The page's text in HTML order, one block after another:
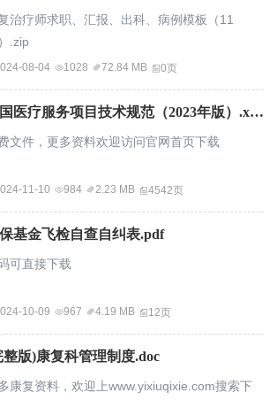
治疗师求职、汇报、出科、病例模板（11
.zip
08-04 1028 72.84 MB 0页
全国医疗服务项目技术规范（2023年版）.xlsx
文件，更多资料欢迎访问官网首页下载
11-10 984 2.23 MB 4542页
基金飞检自查自纠表.pdf
可直接下载
10-09 967 4.19 MB 12页
整版)康复科管理制度.doc
康复资料，欢迎上www.yixiuqixie.com搜索下